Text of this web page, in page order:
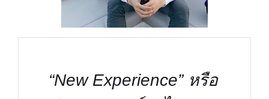
“New Experience” หรือ